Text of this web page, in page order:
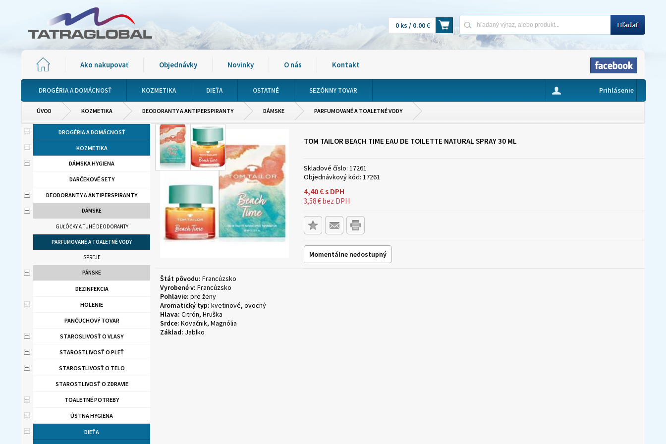
0 ks / 0.00 €
Ako nakupovať Objednávky Novinky O nás Kontakt
DROGÉRIA A DOMÁCNOSŤ KOZMETIKA DIEŤA OSTATNÉ SEZÓNNY TOVAR Prihlásenie
ÚVOD KOZMETIKA DEODORANTY A ANTIPERSPIRANTY DÁMSKE PARFUMOVANÉ A TOALETNÉ VODY
DROGÉRIA A DOMÁCNOSŤ
KOZMETIKA
DÁMSKA HYGIENA
DARČEKOVÉ SETY
DEODORANTY A ANTIPERSPIRANTY
DÁMSKE
GUĽÔČKY A TUHÉ DEODORANTY
PARFUMOVANÉ A TOALETNÉ VODY
SPREJE
PÁNSKE
DEZINFEKCIA
HOLENIE
PANČUCHOVÝ TOVAR
STAROSLIVOSŤ O VLASY
STAROSTLIVOSŤ O PLEŤ
STAROSTLIVOSŤ O TELO
STAROSTLIVOSŤ O ZDRAVIE
TOALETNÉ POTREBY
ÚSTNA HYGIENA
DIEŤA
TOM TAILOR BEACH TIME EAU DE TOILETTE NATURAL SPRAY 30 ML
Skladové číslo: 17261
Objednávkový kód: 17261
4,40€s DPH
3,58€bez DPH
Momentálne nedostupný
Štát pôvodu: Francúzsko
Vyrobené v: Francúzsko
Pohlavie: pre ženy
Aromatický typ: kvetinové, ovocný
Hlava: Citrón, Hruška
Srdce: Kovačnik, Magnólia
Základ: Jablko